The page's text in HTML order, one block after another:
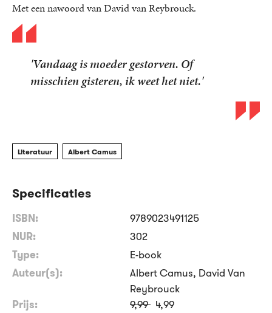
Met een nawoord van David van Reybrouck.
'Vandaag is moeder gestorven. Of
misschien gisteren, ik weet het niet.'
Literatuur Albert Camus
Specificaties
ISBN:
9789023491125
NUR:
302
Type:
E-book
Auteur(s):
Albert Camus, David Van
Reybrouck
Prijs:
9,99 4,99